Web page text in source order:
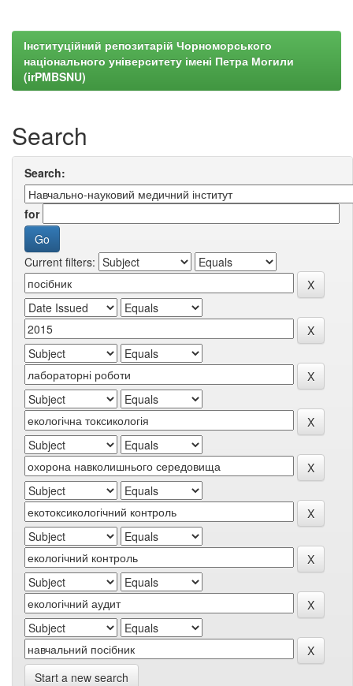
Інституційний репозитарій Чорноморського
національного університету імені Петра Могили
(irPMBSNU)
Search
Search:
for
Current filters:
Start a new search